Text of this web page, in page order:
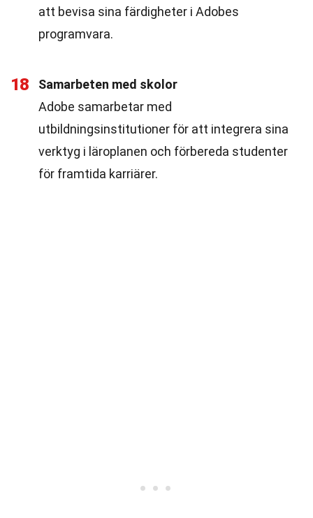
att bevisa sina färdigheter i Adobes
programvara.
18
Samarbeten med skolor
Adobe samarbetar med
utbildningsinstitutioner för att integrera sina
verktyg i läroplanen och förbereda studenter
för framtida karriärer.